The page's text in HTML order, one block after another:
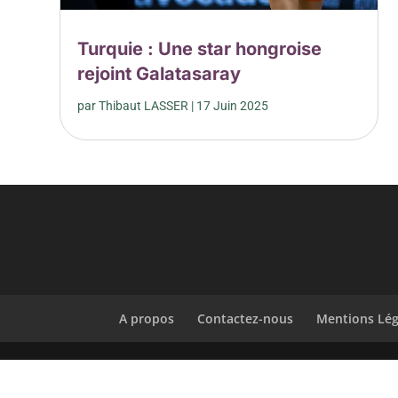
Turquie : Une star hongroise
rejoint Galatasaray
parThibaut LASSER | 17 Juin 2025
A propos Contactez-nous Mentions